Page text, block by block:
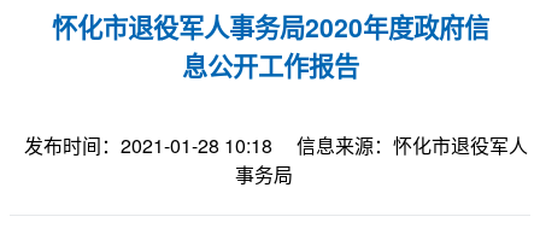
怀化市退役军人事务局2020年度政府信
息公开工作报告
发布时间：2021-01-28 10:18
信息来源：怀化市退役军人
事务局